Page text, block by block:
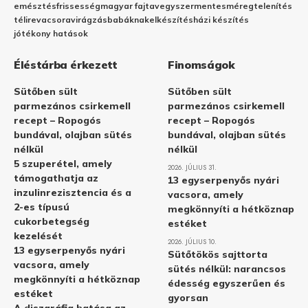
emésztésfrissességmagyar fajtavegyszermentesméregtelenítés
télirevacsoravirágzásbabáknakelkészítésházi készítés
jótékony hatások
Éléstárba érkezett
Sütőben sült
parmezános csirkemell
recept – Ropogós
bundával, olajban sütés
nélkül
5 szuperétel, amely
támogathatja az
inzulinrezisztencia és a
2-es típusú
cukorbetegség
kezelését
13 egyserpenyős nyári
vacsora, amely
megkönnyíti a hétköznap
estéket
Finomságok
Sütőben sült
parmezános csirkemell
recept – Ropogós
bundával, olajban sütés
nélkül
2026. JÚLIUS 31.
13 egyserpenyős nyári
vacsora, amely
megkönnyíti a hétköznap
estéket
2026. JÚLIUS 10.
Sütőtökös sajttorta
sütés nélkül: narancsos
édesség egyszerűen és
gyorsan